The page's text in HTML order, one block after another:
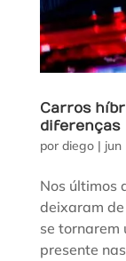
Carros
diferenças
por diego| jun
Nos últimos
deixaram
se tornarem
presente